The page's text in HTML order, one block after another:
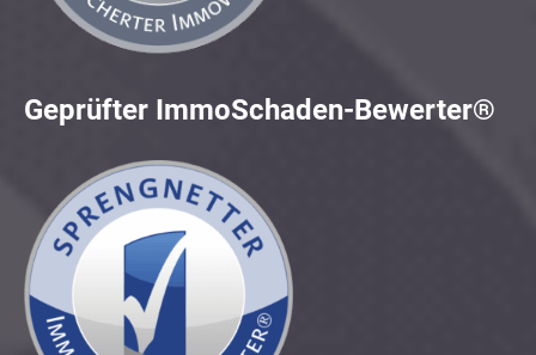
Geprüfter ImmoSchaden-Bewerter®